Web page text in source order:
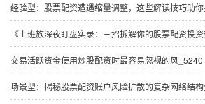
经验型：股票配资遭遇缩量调整，这些解读技巧助
《上班族深夜盯盘实录：三招拆解你的股票配资投资
交易活跃资金使用炒股配资时最容易忽视的风_5240
场景型：揭秘股票配资账户风险扩散的复杂网络结